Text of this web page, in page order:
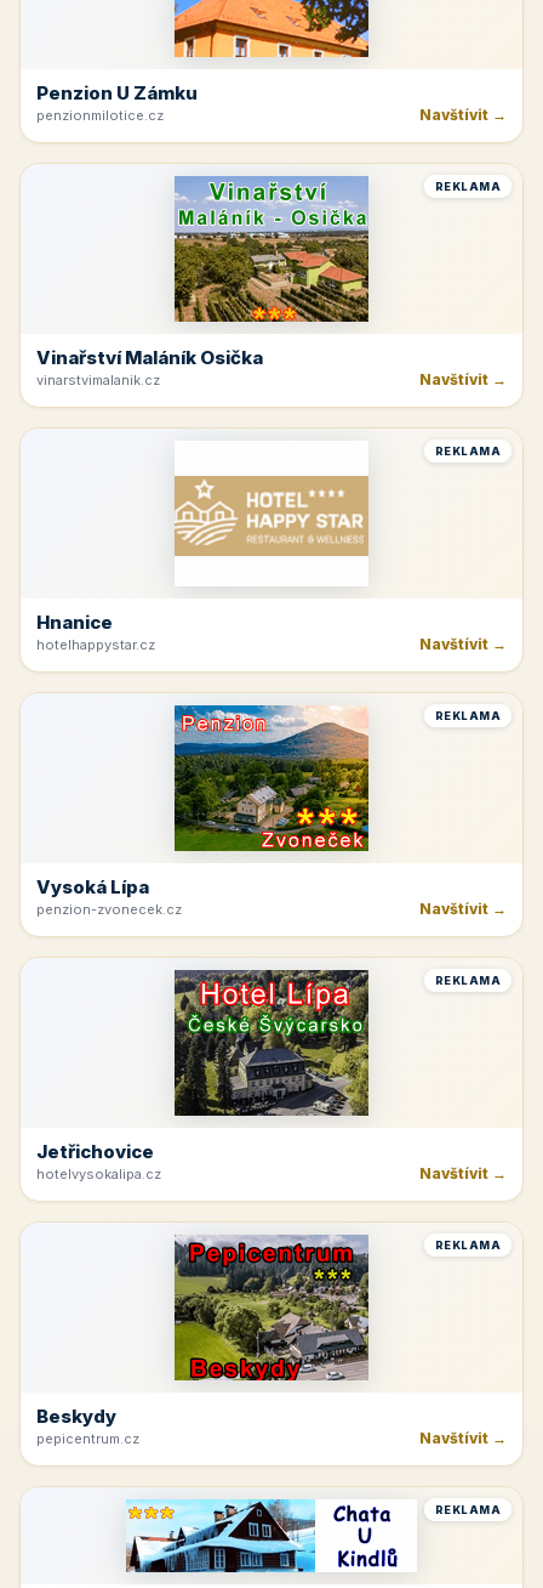
Penzion U Zámku
penzionmilotice.cz Navštívit →
REKLAMA
Vinařství Maláník Osička
vinarstvimalanik.cz Navštívit →
REKLAMA
Hnanice
hotelhappystar.cz Navštívit →
REKLAMA
Vysoká Lípa
penzion-zvonecek.cz Navštívit →
REKLAMA
Jetřichovice
hotelvysokalipa.cz Navštívit →
REKLAMA
Beskydy
pepicentrum.cz Navštívit →
REKLAMA